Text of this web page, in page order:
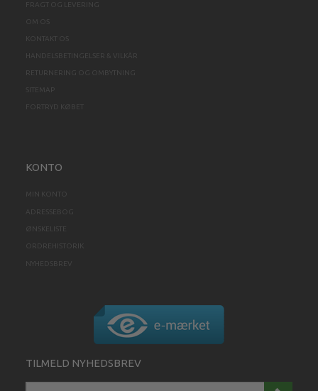
FRAGT OG LEVERING
OM OS
KONTAKT OS
HANDELSBETINGELSER & VILKÅR
RETURNERING OG OMBYTNING
SITEMAP
FORTRYD KØBET
KONTO
MIN KONTO
ADRESSEBOG
ØNSKELISTE
ORDREHISTORIK
NYHEDSBREV
TILMELD NYHEDSBREV